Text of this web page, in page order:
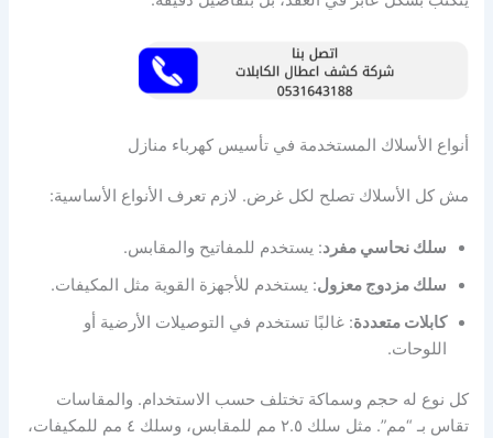
أنواع الأسلاك المستخدمة في تأسيس كهرباء منازل
مش كل الأسلاك تصلح لكل غرض. لازم تعرف الأنواع الأساسية:
سلك نحاسي مفرد: يستخدم للمفاتيح والمقابس.
سلك مزدوج معزول: يستخدم للأجهزة القوية مثل المكيفات.
كابلات متعددة: غالبًا تستخدم في التوصيلات الأرضية أو
اللوحات.
كل نوع له حجم وسماكة تختلف حسب الاستخدام. والمقاسات
تقاس بـ “مم”. مثل سلك ٢.٥ مم للمقابس، وسلك ٤ مم للمكيفات،